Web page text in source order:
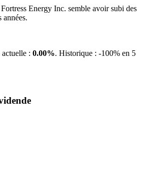
Energy Inc. semble avoir subi des
années.
actuelle : 0.00%. Historique : -100% en 5